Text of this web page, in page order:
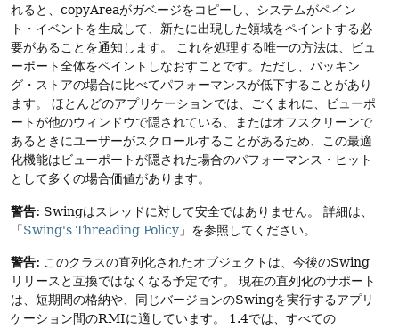
れると、copyAreaがガベージをコピーし、システムがペイン
ト・イベントを生成して、新たに出現した領域をペイントする必
要があることを通知します。
これを処理する唯一の方法は、ビュ
ーポート全体をペイントしなおすことです。ただし、バッキン
グ・ストアの場合に比べてパフォーマンスが低下することがあり
ます。
ほとんどのアプリケーションでは、ごくまれに、ビューポ
ートが他のウィンドウで隠されている、またはオフスクリーンで
あるときにユーザーがスクロールすることがあるため、この最適
化機能はビューポートが隠された場合のパフォーマンス・ヒット
として多くの場合価値があります。
警告: Swingはスレッドに対して安全ではありません。
詳細は、
「Swing's Threading Policy 」を参照してください。
警告: このクラスの直列化されたオブジェクトは、今後のSwing
リリースと互換ではなくなる予定です。
現在の直列化のサポート
は、短期間の格納や、同じバージョンのSwingを実行するアプリ
ケーション間のRMIに適しています。
1.4では、すべての